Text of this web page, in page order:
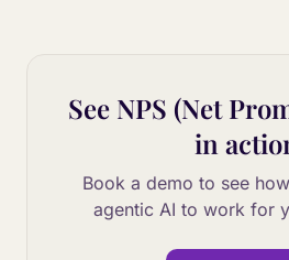
See NPS (Net
in
Book a demo to see
agentic AI to work for